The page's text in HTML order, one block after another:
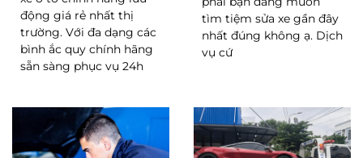
động giá rẻ nhất thị
trường. Với đa dạng các
bình ắc quy chính hãng
sẵn sàng phục vụ 24h
tìm tiệm sửa xe gần đây
nhất đúng không ạ. Dịch
vụ cứ